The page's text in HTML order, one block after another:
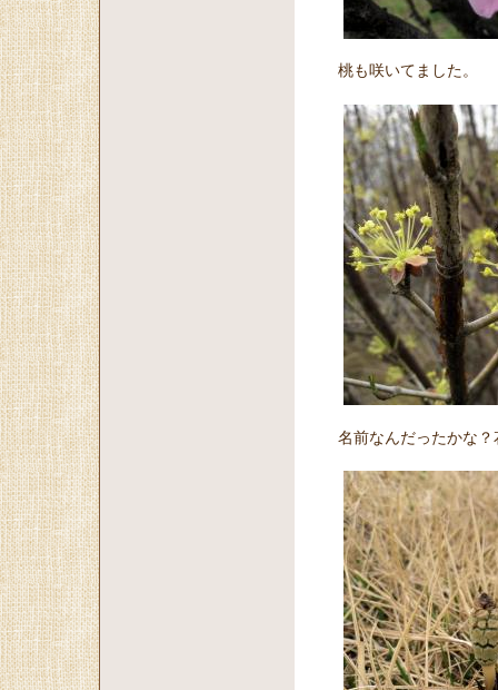
桃も咲いてました。
名前なんだったかな？